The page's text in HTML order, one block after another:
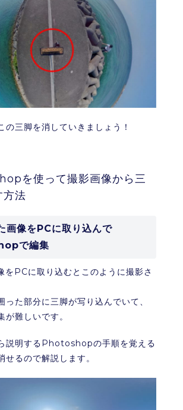
の三脚を消していきましょう！
を使って撮影画像から三
方法
画像をPCに取り込んで
で編集
をPCに取り込むとこのように撮影さ
った部分に三脚が写り込んでいて、
が難しいです。
説明するPhotoshopの手順を覚える
せるので解説します。